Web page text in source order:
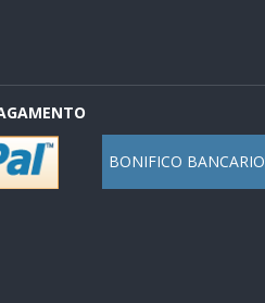
BONIFICO BANCARIO